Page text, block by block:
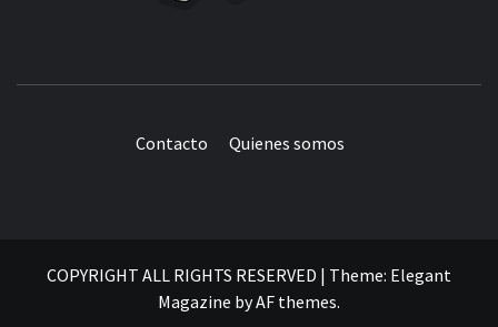
Contacto Quienes somos
COPYRIGHT ALL RIGHTS RESERVED | Theme: Elegant
Magazine byAF themes.